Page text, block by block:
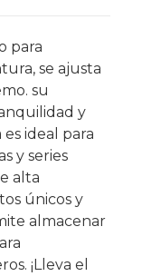
para
se ajusta
su
y
ideal para
y series
alta
únicos y
almacenar
¡Lleva el